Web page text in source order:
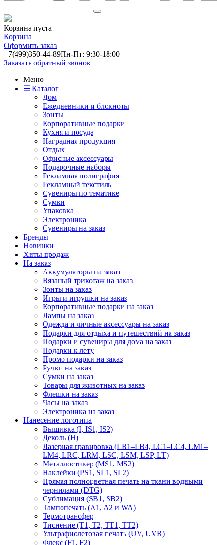
Корзина пуста
Корзина
Оформить заказ
+7(499)350-44-89Пн-Пт: 9:30-18:00
Заказать обратный звонок
Меню
☰ Каталог
Дом
Ежедневники и блокноты
Зонты
Корпоративные подарки
Кухня и посуда
Наградная продукция
Отдых
Офисные аксессуары
Подарочные наборы
Рекламная полиграфия
Рекламный текстиль
Сувениры по тематике
Сумки
Упаковка
Электроника
Сувениры на заказ
Бренды
Новинки
Хиты продаж
На заказ
Аккумуляторы на заказ
Вязаный трикотаж на заказ
Зонты на заказ
Игры и игрушки на заказ
Корпоративные подарки на заказ
Лампы на заказ
Одежда и личные аксессуары на заказ
Подарки для отдыха и путешествий на заказ
Подарки и сувениры для дома на заказ
Подарки к лету
Промо подарки на заказ
Ручки на заказ
Сумки на заказ
Товары для животных на заказ
Флешки на заказ
Часы на заказ
Электроника на заказ
Нанесение логотипа
Вышивка (I, IS1, IS2)
Деколь (H)
Лазерная гравировка (LB1–LB4, LC1–LC4, LM1–
LM4, LRC, LRM, LSC, LSM, LSP, LT)
Металлостикер (MS1, MS2)
Наклейки (PS1, SL1, SL2)
Прямая полноцветная печать на ткани водными
чернилами (DTG)
Сублимация (SB1, SB2)
Тампопечать (A1, A2 и WA)
Термотрансфер
Тиснение (Т1, Т2, ТT1, ТT2)
Ультрафиолетовая печать (UV, UVR)
Флекс (F1, F2)